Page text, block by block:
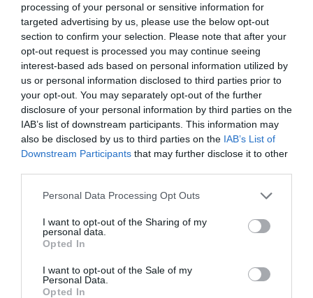
processing of your personal or sensitive information for
targeted advertising by us, please use the below opt-out
section to confirm your selection. Please note that after your
opt-out request is processed you may continue seeing
interest-based ads based on personal information utilized by
us or personal information disclosed to third parties prior to
your opt-out. You may separately opt-out of the further
disclosure of your personal information by third parties on the
IAB’s list of downstream participants. This information may
also be disclosed by us to third parties on the IAB’s List of
Downstream Participants that may further disclose it to other
Personal Data Processing Opt Outs
I want to opt-out of the Sharing of my
personal data.
Opted In
I want to opt-out of the Sale of my
Personal Data.
Opted In